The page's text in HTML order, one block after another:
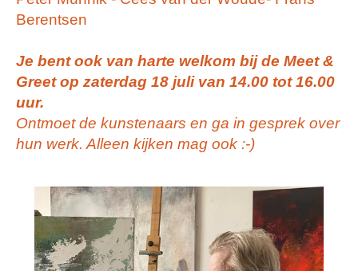
Berentsen
Je bent ook van harte welkom bij de Meet &
Greet op zaterdag 18 juli van 14.00 tot 16.00
uur.
Ontmoet de kunstenaars en ga in gesprek over
hun werk. Alleen kijken mag ook :-)